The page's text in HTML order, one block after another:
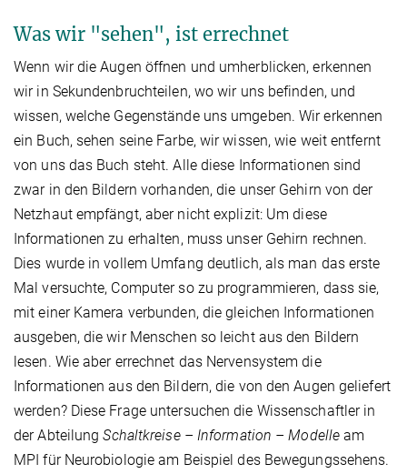
Was wir "sehen", ist errechnet
Wenn wir die Augen öffnen und umherblicken, erkennen
wir in Sekundenbruchteilen, wo wir uns befinden, und
wissen, welche Gegenstände uns umgeben. Wir erkennen
ein Buch, sehen seine Farbe, wir wissen, wie weit entfernt
von uns das Buch steht. Alle diese Informationen sind
zwar in den Bildern vorhanden, die unser Gehirn von der
Netzhaut empfängt, aber nicht explizit: Um diese
Informationen zu erhalten, muss unser Gehirn rechnen.
Dies wurde in vollem Umfang deutlich, als man das erste
Mal versuchte, Computer so zu programmieren, dass sie,
mit einer Kamera verbunden, die gleichen Informationen
ausgeben, die wir Menschen so leicht aus den Bildern
lesen. Wie aber errechnet das Nervensystem die
Informationen aus den Bildern, die von den Augen geliefert
werden? Diese Frage untersuchen die Wissenschaftler in
der AbteilungSchaltkreise – Information – Modelle am
MPI für Neurobiologie am Beispiel des Bewegungssehens.